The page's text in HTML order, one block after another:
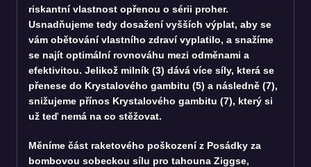
riskantní vlastnost opřenou o sérii proher.
Usnadňujeme tedy dosažení vyšších výplat, aby se
vám obětování vlastního zdraví vyplatilo, a snažíme
se najít optimální rovnováhu mezi odměnami a
efektivitou. Jelikož milník (3) dává více síly, která se
přenese do Krystalového gambitu (5) a následně (7),
snižujeme přínos Krystalového gambitu (7), který si
už teď nemá na co stěžovat.
Měníme část raketového poškození z Posádky za
bombovou sobeckou sílu pro tahouna Ziggse,